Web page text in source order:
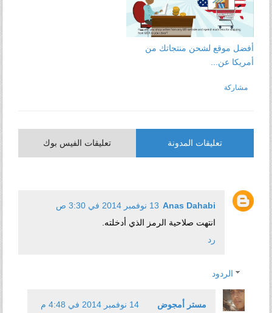
أفضل موقع لشحن منتجاتك من
أمريكا عن...
مشاركة
تعليقات المدونة تعليقات الفيس بوك
Anas Dahabi 13 نوفمبر 2014 في 3:30 ص
انتهت صلاحية الرمز الذي أدخلته.
رد
الردود
مستر أمجوض
14 نوفمبر 2014 في 4:48 م